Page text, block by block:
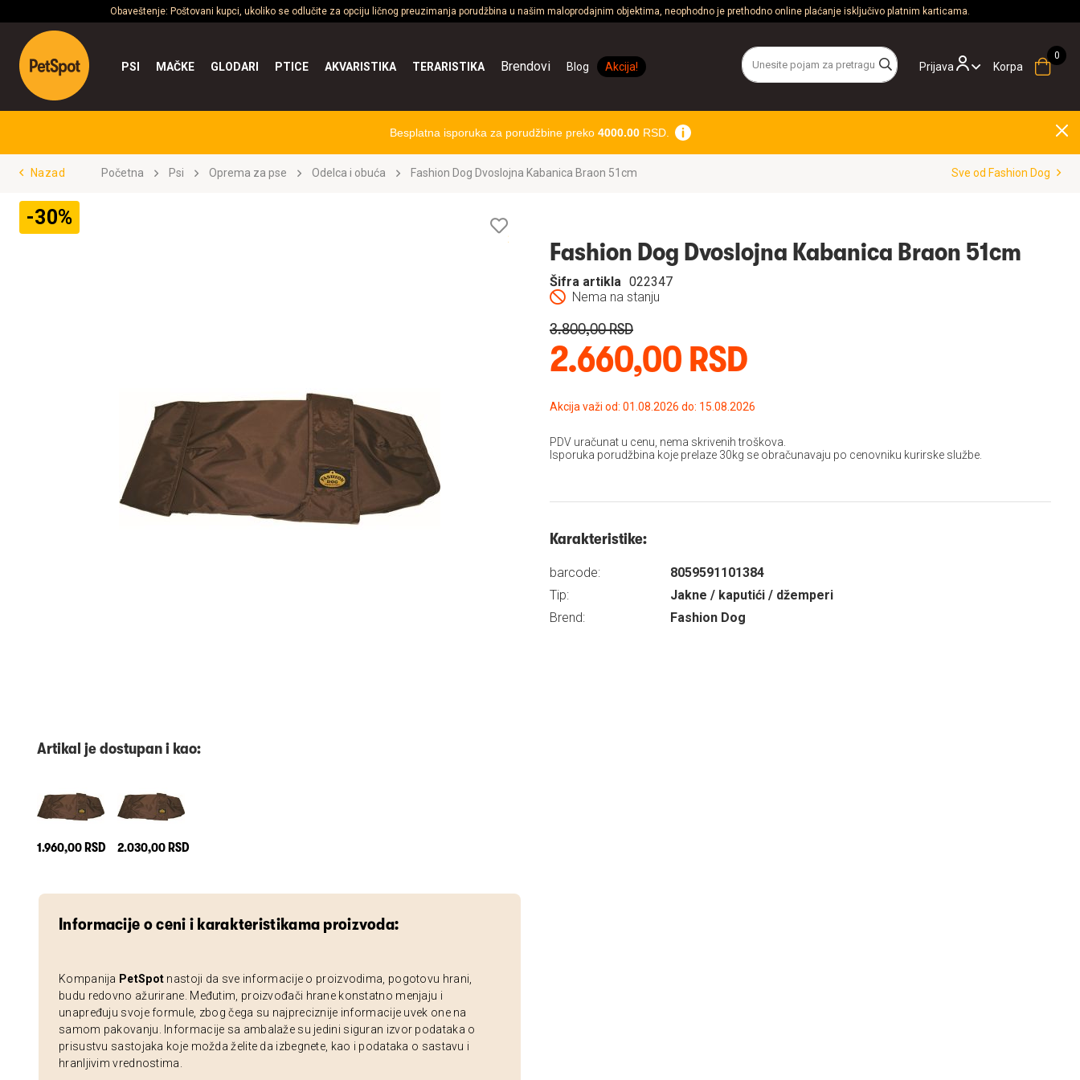
Obaveštenje: Poštovani kupci, ukoliko se odlučite za opciju ličnog preuzimanja porudžbina u našim maloprodajnim objektima, neophodno je prethodno online plaćanje isključivo platnim karticama.
Prijava
PSI MAČKE GLODARI PTICE AKVARISTIKA TERARISTIKA Brendovi Blog Akcija! Korpa
Besplatna isporuka za porudžbine preko 4000.00RSD.
Nazad Početna Psi Oprema za pse Odelca i obuća Fashion Dog Dvoslojna Kabanica Braon 51cm Sve od Fashion Dog
-30%
Artikal je dostupan i kao:
1.960,00 RSD 2.030,00 RSD
Informacije o ceni i karakteristikama proizvoda:
Kompanija PetSpot nastoji da sve informacije o proizvodima, pogotovu hrani,
budu redovno ažurirane. Međutim, proizvođači hrane konstatno menjaju i
unapređuju svoje formule, zbog čega su najpreciznije informacije uvek one na
samom pakovanju. Informacije sa ambalaže su jedini siguran izvor podataka o
prisustvu sastojaka koje možda želite da izbegnete, kao i podataka o sastavu i
hranljivim vrednostima.
želja
Fashion Dog Dvoslojna Kabanica Braon 51cm
Nema na stanju
Šifra artikla 022347
2.660,00 RSD
3.800,00 RSD
Akcija važi od: 01.08.2026 do: 15.08.2026
PDV uračunat u cenu, nema skrivenih troškova.
Isporuka porudžbina koje prelaze 30kg se obračunavaju po cenovniku kurirske službe.
Karakteristike:
barcode:
8059591101384
Tip:
Jakne / kaputići / džemperi
Brend:
Fashion Dog